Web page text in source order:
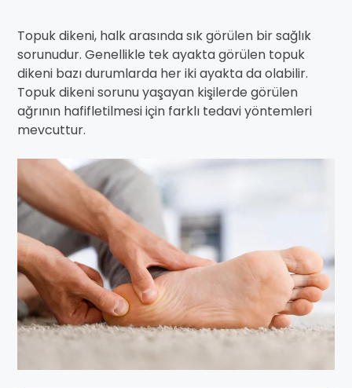
Topuk dikeni, halk arasında sık görülen bir sağlık
sorunudur. Genellikle tek ayakta görülen topuk
dikeni bazı durumlarda her iki ayakta da olabilir.
Topuk dikeni sorunu yaşayan kişilerde görülen
ağrının hafifletilmesi için farklı tedavi yöntemleri
mevcuttur.